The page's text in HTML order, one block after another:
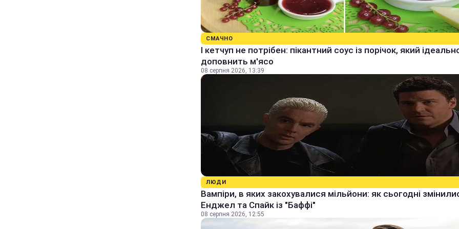
СМАЧНО
І кетчуп не потрібен: пікантний соус із порічок, який
доповнить м'ясо
08 серпня 2026, 13:39
ЛЮДИ
Вампіри, в яких закохувалися мільйони: як сьогодні
Енджел та Спайк із "Баффі"
08 серпня 2026, 12:55